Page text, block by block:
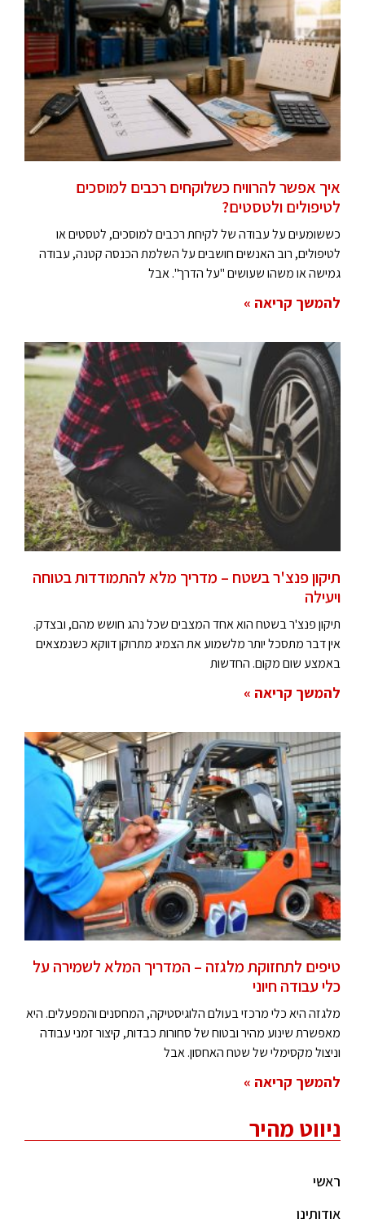
איך אפשר להרוויח כשלוקחים רכבים למוסכים
לטיפולים ולטסטים?
כששומעים על עבודה של לקיחת רכבים למוסכים, לטסטים או
לטיפולים, רוב האנשים חושבים על השלמת הכנסה קטנה, עבודה
גמישה או משהו שעושים "על הדרך". אבל
להמשך קריאה »
תיקון פנצ'ר בשטח – מדריך מלא להתמודדות בטוחה
ויעילה
תיקון פנצ'ר בשטח הוא אחד המצבים שכל נהג חושש מהם, ובצדק.
אין דבר מתסכל יותר מלשמוע את הצמיג מתרוקן דווקא כשנמצאים
באמצע שום מקום. החדשות
להמשך קריאה »
טיפים לתחזוקת מלגזה – המדריך המלא לשמירה על
כלי עבודה חיוני
מלגזה היא כלי מרכזי בעולם הלוגיסטיקה, המחסנים והמפעלים. היא
מאפשרת שינוע מהיר ובטוח של סחורות כבדות, קיצור זמני עבודה
וניצול מקסימלי של שטח האחסון. אבל
להמשך קריאה »
ניווט מהיר
ראשי
אודותינו